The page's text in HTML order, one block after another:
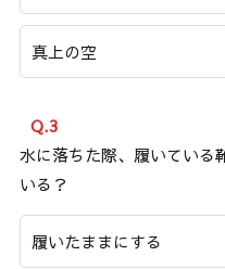
真上の空
Q.3
水に落ちた際、履いている
いる？
履いたままにする